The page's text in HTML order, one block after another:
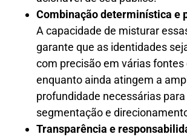
Combinação determinística e
A capacidade de misturar
garante que as identidades
com precisão em várias fontes
enquanto ainda atingem a
profundidade necessárias
segmentação e
Transparência e